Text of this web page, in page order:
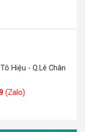
Hiệu - Q.Lê Chân
(Zalo)